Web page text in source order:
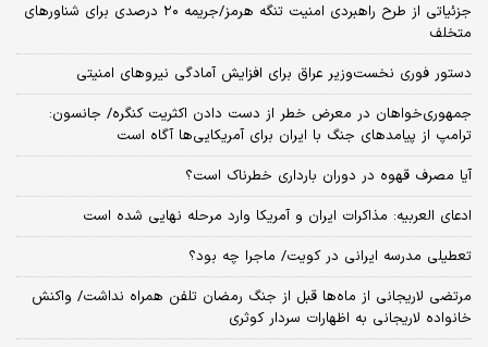
جزئیاتی از طرح راهبردی امنیت تنگه هرمز/جریمه ۲۰ درصدی برای شناورهای
متخلف
دستور فوری نخست‌وزیر عراق برای افزایش آمادگی نیروهای امنیتی
جمهوری‌خواهان در معرض خطر از دست دادن اکثریت کنگره/ جانسون:
ترامپ از پیامدهای جنگ با ایران برای آمریکایی‌ها آگاه است
آیا مصرف قهوه در دوران بارداری خطرناک است؟
ادعای العربیه: مذاکرات ایران و آمریکا وارد مرحله نهایی شده است
تعطیلی مدرسه ایرانی در کویت/ ماجرا چه بود؟
مرتضی لاریجانی از ماه‌ها قبل از جنگ رمضان تلفن همراه نداشت/ واکنش
خانواده لاریجانی به اظهارات سردار کوثری